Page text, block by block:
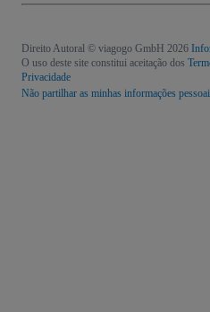
Direito Autoral © viagogo GmbH 2026
O uso deste site constitui aceitação dos
Privacidade
Não partilhar as minhas informações